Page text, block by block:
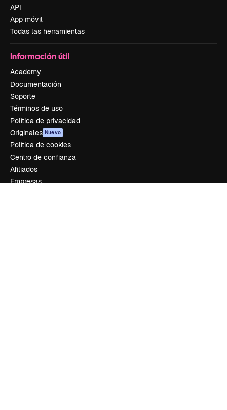
API
App móvil
Todas las herramientas
Información útil
Academy
Documentación
Soporte
Términos de uso
Política de privacidad
Originales Nuevo
Política de cookies
Centro de confianza
Afiliados
Empresas